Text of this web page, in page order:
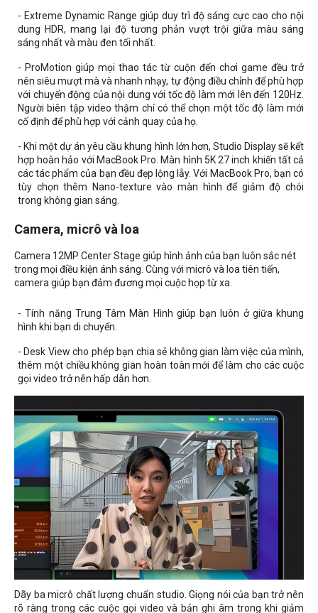
- Extreme Dynamic Range giúp duy trì độ sáng cực cao cho nội
dung HDR, mang lại độ tương phản vượt trội giữa màu sáng
sáng nhất và màu đen tối nhất.
- ProMotion giúp mọi thao tác từ cuộn đến chơi game đều trở
nên siêu mượt mà và nhanh nhạy, tự động điều chỉnh để phù hợp
với chuyển động của nội dung với tốc độ làm mới lên đến 120Hz.
Người biên tập video thậm chí có thể chọn một tốc độ làm mới
cố định để phù hợp với cảnh quay của họ.
- Khi một dự án yêu cầu khung hình lớn hơn, Studio Display sẽ kết
hợp hoàn hảo với MacBook Pro. Màn hình 5K 27 inch khiến tất cả
các tác phẩm của bạn đều đẹp lộng lẫy. Với MacBook Pro, bạn có
tùy chọn thêm Nano-texture vào màn hình để giảm độ chói
trong không gian sáng.
Camera, micrô và loa
Camera 12MP Center Stage giúp hình ảnh của bạn luôn sắc nét
trong mọi điều kiện ánh sáng. Cùng với micrô và loa tiên tiến,
camera giúp bạn đảm đương mọi cuộc họp từ xa.
- Tính năng Trung Tâm Màn Hình giúp bạn luôn ở giữa khung
hình khi bạn di chuyển.
- Desk View cho phép bạn chia sẻ không gian làm việc của mình,
thêm một chiều không gian hoàn toàn mới để làm cho các cuộc
gọi video trở nên hấp dẫn hơn.
Dãy ba micrô chất lượng chuẩn studio. Giọng nói của bạn trở nên
rõ ràng trong các cuộc gọi video và bản ghi âm trong khi giảm